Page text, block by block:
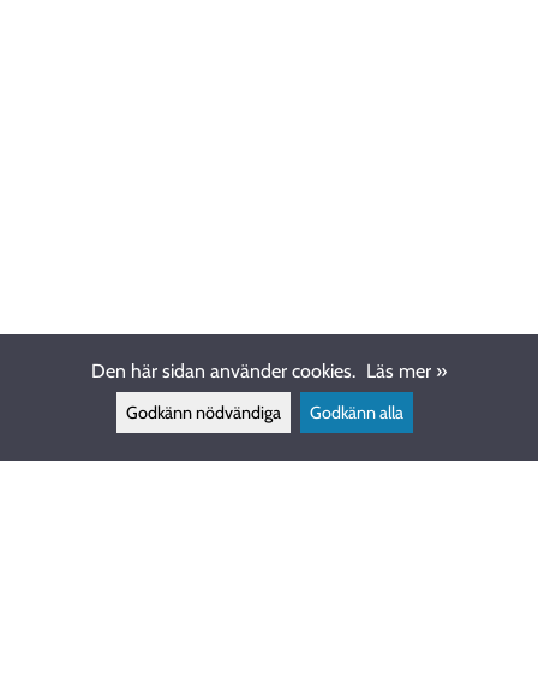
Den här sidan använder cookies. Läs mer »
Godkänn nödvändiga Godkänn alla